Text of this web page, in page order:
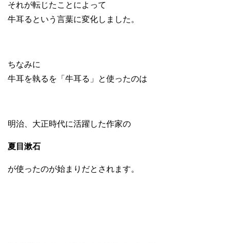
それが転じたことによって
牛耳るという言葉に変化しました。
ちなみに
牛耳を執るを「牛耳る」と使ったのは
明治、大正時代に活躍した作家の
夏目漱石
が使ったのが始まりだとされます。